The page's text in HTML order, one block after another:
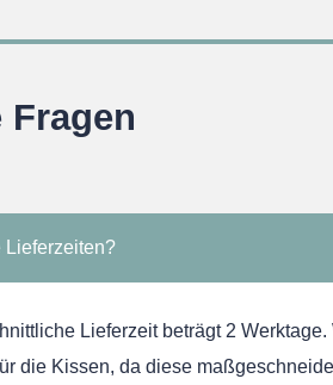
Lieferzeiten?
Lieferzeit beträgt 2
die Kissen, da diese